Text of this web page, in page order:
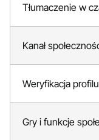
Tłumaczenie w
Kanał
Weryfikacja profilu
Gry i funkcje